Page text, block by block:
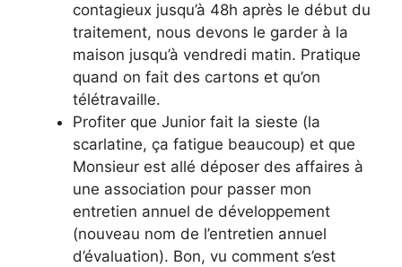
contagieux jusqu’à 48h après le début du
traitement, nous devons le garder à la
maison jusqu’à vendredi matin. Pratique
quand on fait des cartons et qu’on
télétravaille.
Profiter que Junior fait la sieste (la
scarlatine, ça fatigue beaucoup) et que
Monsieur est allé déposer des affaires à
une association pour passer mon
entretien annuel de développement
(nouveau nom de l’entretien annuel
d’évaluation). Bon, vu comment s’est